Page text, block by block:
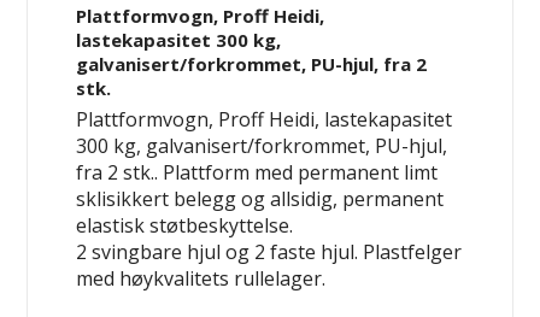
Plattformvogn, Proff Heidi,
lastekapasitet 300 kg,
galvanisert/forkrommet, PU-hjul, fra 2
stk.
Plattformvogn, Proff Heidi, lastekapasitet
300 kg, galvanisert/forkrommet, PU-hjul,
fra 2 stk.. Plattform med permanent limt
sklisikkert belegg og allsidig, permanent
elastisk støtbeskyttelse.
2 svingbare hjul og 2 faste hjul. Plastfelger
med høykvalitets rullelager.